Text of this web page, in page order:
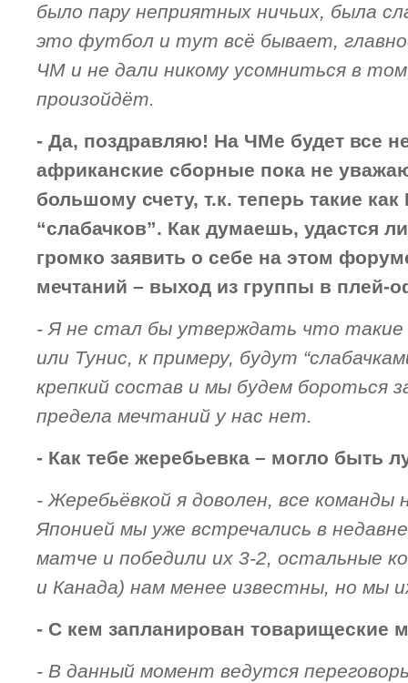
было пару неприятных ничьих, была
это футбол и тут всё бывает,
ЧМ и не дали никому усомниться в
произойдёт.
- Да, поздравляю! На ЧМе будет все
африканские сборные пока не
большому счету, т.к. теперь такие
“слабачков”. Как думаешь, удастся
громко заявить о себе на этом
мечтаний – выход из группы в плей-
- Я не стал бы утверждать что
или Тунис, к примеру, будут
крепкий состав и мы будем бороться
предела мечтаний у нас нет.
- Как тебе жеребьевка – могло быть
- Жеребьёвкой я доволен, все команды
Японией мы уже встречались в
матче и победили их 3-2, остальные
и Канада) нам менее известны, но мы
- С кем запланирован товарищеские
- В данный момент ведутся